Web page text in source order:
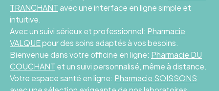
TRANCHANTavec une interface en ligne simple et
intuitive.
Avec un suivi sérieux et professionnel: Pharmacie
VALQUEpour des soins adaptés à vos besoins.
Bienvenue dans votre officine en ligne: Pharmacie DU
COUCHANT et un suivi personnalisé, même à distance.
Votre espace santé en ligne: Pharmacie SOISSONS